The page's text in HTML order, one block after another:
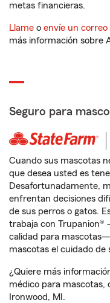
metas financieras.
Llame o envíe un
más información sobre
Seguro para
Cuando sus mascotas
que desea usted es
Desafortunadamente,
enfrentan decisiones
de sus perros o gatos.
trabaja con Trupanion®
calidad para
mascotas el cuidado de
¿Quiere más
médico para
Ironwood, MI.